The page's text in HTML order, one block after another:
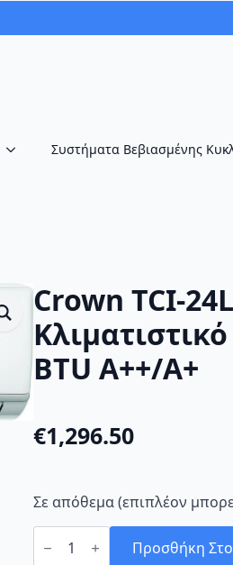
Συστήματα Βεβιασμένης
Crown TCI-
BTU A++/A+
€1,296.50
Σε απόθεμα (επιπλέον
Crown
TCI- Προσθήκη